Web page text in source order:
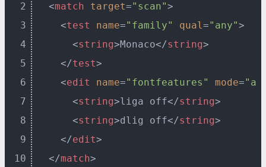
2
3
4
5
6
7
8
9
10
<match target="scan">
<test name="family" qual="any">
<string>Monaco</string>
</test>
<edit name="fontfeatures" mode=
<string>liga off</string>
<string>dlig off</string>
</edit>
</match>